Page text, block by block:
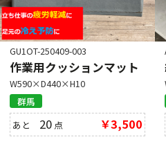
GU1OT-250409-003
作業用クッションマット
W590×D440×H10
群馬
あと 20 点 ￥3,500